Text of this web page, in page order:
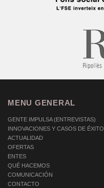
MENU GENERAL
GENTE IMPULSA (ENTREVISTAS)
INNOVACIONES Y CASOS DE ÉXITO
ACTUALIDAD
OFERTAS
ENTES
QUÉ HACEMOS
COMUNICACIÓN
CONTACTO